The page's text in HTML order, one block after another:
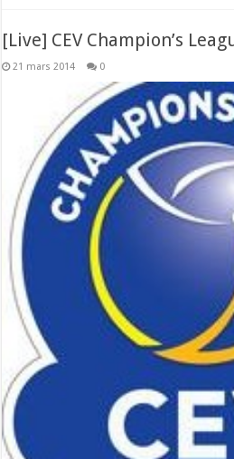
[Live] CEV Champion’s
21 mars 2014 0